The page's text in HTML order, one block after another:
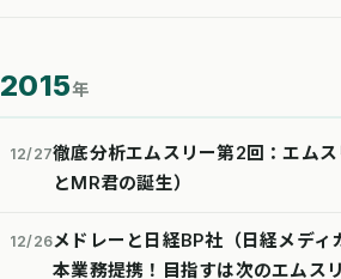
2015年
12/27徹底分析エムスリー第2回：エム
とMR君の誕生）
12/26メドレーと日経BP社（日経メディ
本業務提携！目指すは次のエムスリ